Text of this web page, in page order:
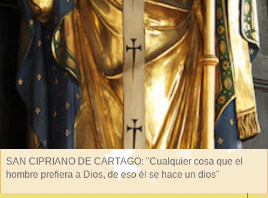
SAN CIPRIANO DE CARTAGO: "Cualquier cosa que el
hombre prefiera a Dios, de eso él se hace un dios"